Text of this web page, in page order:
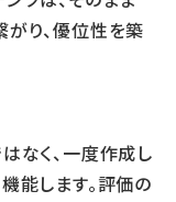
り、優位性を築
なく、一度作成し
能します。評価の